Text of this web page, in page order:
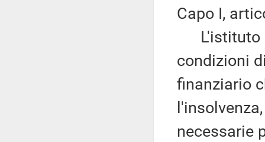
Capo I,
L'istituto
condizioni
finanziario
necessarie